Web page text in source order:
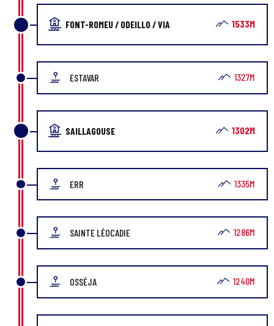
FONT-ROMEU / ODEILLO / VIA 1533M
ESTAVAR 1327M
SAILLAGOUSE 1302M
ERR 1335M
SAINTE LÉOCADIE 1286M
OSSÉJA 1240M